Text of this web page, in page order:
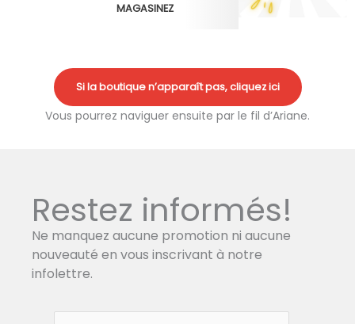
MAGASINEZ
Si la boutique n’apparaît pas, cliquez ici
Vous pourrez naviguer ensuite par le fil d’Ariane.
Restez informés!
Ne manquez aucune promotion ni aucune
nouveauté en vous inscrivant à notre
infolettre.